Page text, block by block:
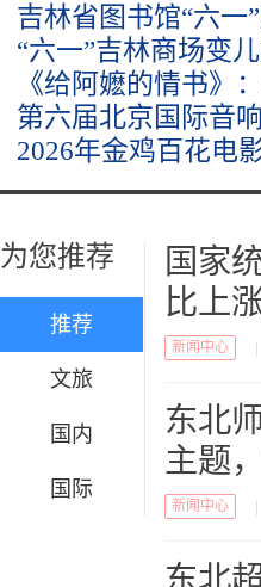
吉林省图书馆“六一
“六一”吉林商场变
《给阿嬷的情书》
第六届北京国际音
2026年金鸡百花电
为您推荐
推荐
文旅
国内
国际
国家
比上
新闻中心
东北
主题
新闻中心
东北